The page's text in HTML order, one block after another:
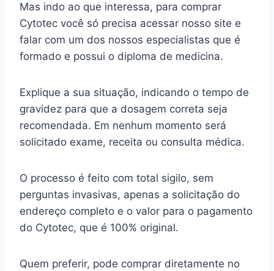
Mas indo ao que interessa, para comprar
Cytotec você só precisa acessar nosso site e
falar com um dos nossos especialistas que é
formado e possui o diploma de medicina.
Explique a sua situação, indicando o tempo de
gravidez para que a dosagem correta seja
recomendada. Em nenhum momento será
solicitado exame, receita ou consulta médica.
O processo é feito com total sigilo, sem
perguntas invasivas, apenas a solicitação do
endereço completo e o valor para o pagamento
do Cytotec, que é 100% original.
Quem preferir, pode comprar diretamente no